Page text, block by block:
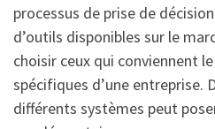
processus de prise de
d’outils disponibles sur le
choisir ceux qui conviennent
spécifiques d’une entreprise.
différents systèmes peut